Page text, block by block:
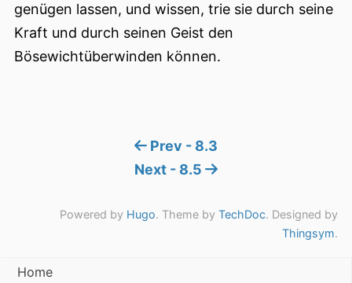
genügen lassen, und wissen, trie sie durch seine
Kraft und durch seinen Geist den
Bösewichtüberwinden können.
Prev - 8.3
Next - 8.5
Powered by Hugo. Theme by TechDoc. Designed by
Thingsym.
Home